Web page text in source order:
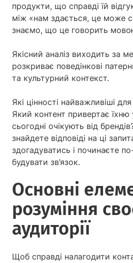
продукти, що справді їй
між «нам здається, це може
знаємо, що це говорить
Якісний аналіз виходить за
розкриває поведінкові
та культурний контекст.
Які цінності найважливіші
Який контент привертає їхню
сьогодні очікують від
знайдете відповіді на ці
здогадуватись і починаєте
будувати зв’язок.
Основні
розуміння
аудиторії
Щоб справді налагодити